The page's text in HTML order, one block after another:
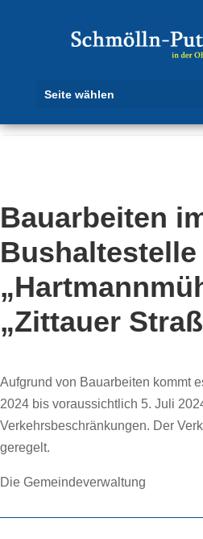
Seite wählen
Bauarbeiten
Bushaltestelle
„Zittauer
Aufgrund von Bauarbeiten kommt
2024 bis voraussichtlich 5. Juli
Verkehrsbeschränkungen. Der
geregelt.
Die Gemeindeverwaltung